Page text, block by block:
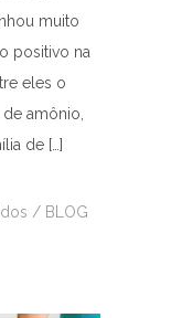
muito
positivo na
eles o
amônio,
de […]
/ BLOG